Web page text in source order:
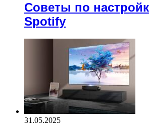
Советы по
Spotify
31.05.2025